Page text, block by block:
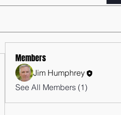
Members
Jim Humphrey
See All Members (1)